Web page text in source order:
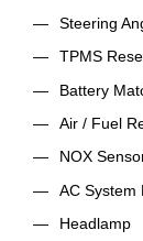
Steering
TPMS
Battery
Air / Fuel
NOX
AC System
Headlamp